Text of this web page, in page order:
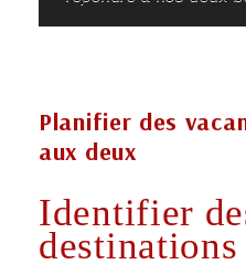
Planifier des
aux deux
Identifier